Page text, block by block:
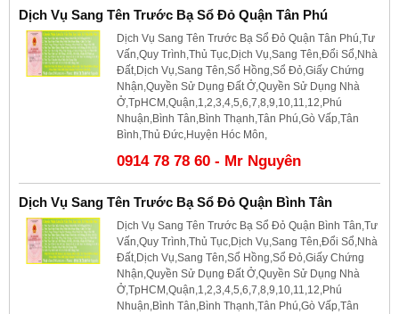
Dịch Vụ Sang Tên Trước Bạ Sổ Đỏ Quận Tân Phú
Dịch Vụ Sang Tên Trước Bạ Sổ Đỏ Quận Tân Phú,Tư
Vấn,Quy Trình,Thủ Tục,Dịch Vụ,Sang Tên,Đổi Sổ,Nhà
Đất,Dịch Vụ,Sang Tên,Sổ Hồng,Sổ Đỏ,Giấy Chứng
Nhận,Quyền Sử Dụng Đất Ở,Quyền Sử Dụng Nhà
Ở,TpHCM,Quận,1,2,3,4,5,6,7,8,9,10,11,12,Phú
Nhuận,Bình Tân,Bình Thạnh,Tân Phú,Gò Vấp,Tân
Bình,Thủ Đức,Huyện Hóc Môn,
0914 78 78 60 - Mr Nguyên
Dịch Vụ Sang Tên Trước Bạ Sổ Đỏ Quận Bình Tân
Dịch Vụ Sang Tên Trước Bạ Sổ Đỏ Quận Bình Tân,Tư
Vấn,Quy Trình,Thủ Tục,Dịch Vụ,Sang Tên,Đổi Sổ,Nhà
Đất,Dịch Vụ,Sang Tên,Sổ Hồng,Sổ Đỏ,Giấy Chứng
Nhận,Quyền Sử Dụng Đất Ở,Quyền Sử Dụng Nhà
Ở,TpHCM,Quận,1,2,3,4,5,6,7,8,9,10,11,12,Phú
Nhuận,Bình Tân,Bình Thạnh,Tân Phú,Gò Vấp,Tân